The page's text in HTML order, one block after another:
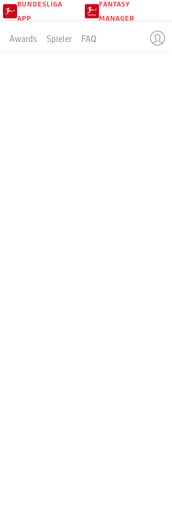
BUNDESLIGA
APP
FANTASY
MANAGER
Awards Spieler FAQ